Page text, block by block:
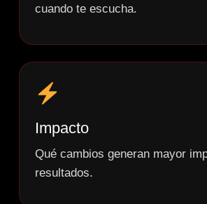
cuando te escucha.
Impacto
Qué cambios generan mayor
resultados.